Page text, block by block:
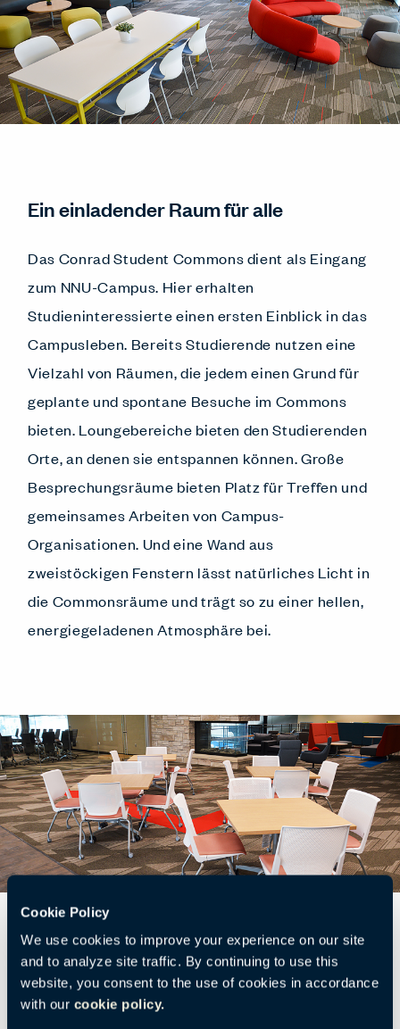
Cookie Policy
We use cookies to improve your experience on our site
and to analyze site traffic. By continuing to use this
website, you consent to the use of cookies in accordance
with our cookie policy.
Ein einladender Raum für alle
Das Conrad Student Commons dient als Eingang
zum NNU-Campus. Hier erhalten
Studieninteressierte einen ersten Einblick in das
Campusleben. Bereits Studierende nutzen eine
Vielzahl von Räumen, die jedem einen Grund für
geplante und spontane Besuche im Commons
bieten. Loungebereiche bieten den Studierenden
Orte, an denen sie entspannen können. Große
Besprechungsräume bieten Platz für Treffen und
gemeinsames Arbeiten von Campus-
Organisationen. Und eine Wand aus
zweistöckigen Fenstern lässt natürliches Licht in
die Commonsräume und trägt so zu einer hellen,
energiegeladenen Atmosphäre bei.
Räume, die sich für mehrere